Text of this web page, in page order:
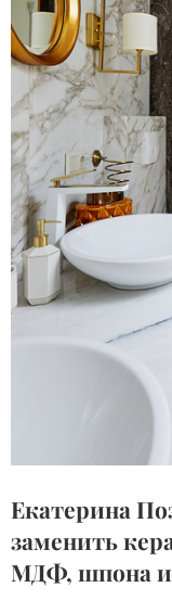
Екатерина
заменить
МДФ, шпона